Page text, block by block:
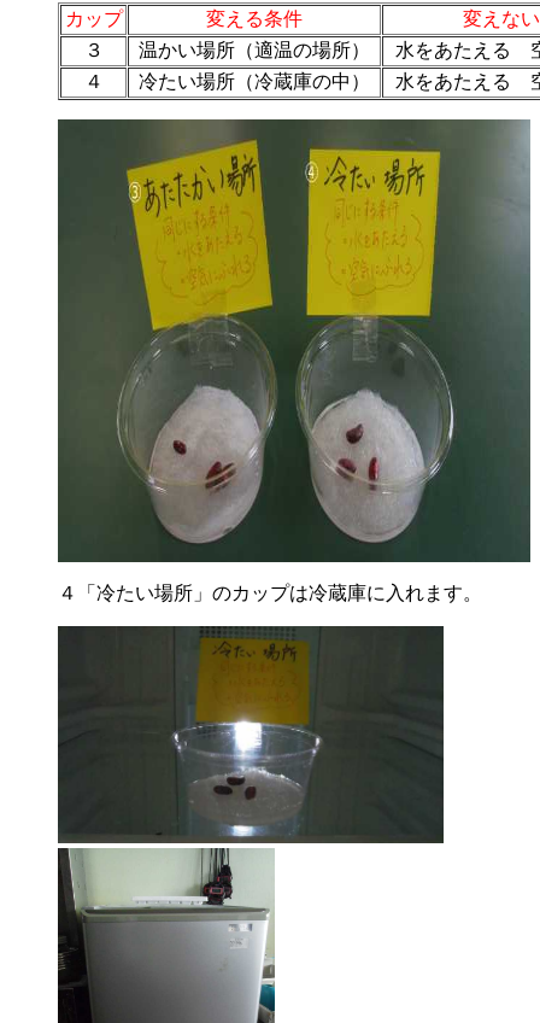
カップ 変える条件
変えな
３
温かい場所（適温の場所）
水をあたえる
４
冷たい場所（冷蔵庫の中） 水をあたえる
４「冷たい場所」のカップは冷蔵庫に入れます。